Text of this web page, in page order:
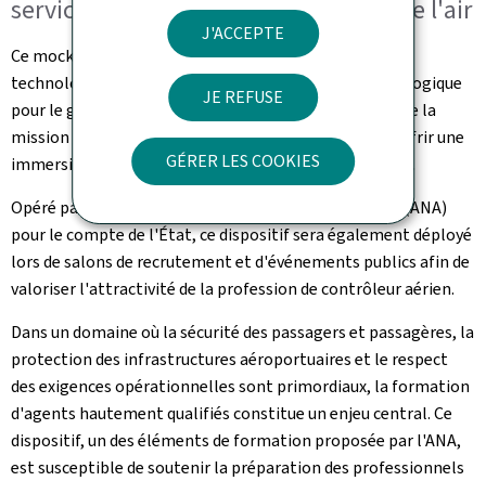
J'ACCEPTE
JE REFUSE
GÉRER LES COOKIES
service de l'attractivité des métiers de l'air
Ce mock-up dépasse le simple cadre du prototype
technologique: il constitue une véritable vitrine pédagogique
pour le grand public, permettant de mieux comprendre la
mission essentielle du contrôle du trafic aérien et d'offrir une
immersion réaliste dans la tour de contrôle de demain.
Opéré par l'Administration de la navigation aérienne (ANA)
pour le compte de l'État, ce dispositif sera également déployé
lors de salons de recrutement et d'événements publics afin de
valoriser l'attractivité de la profession de contrôleur aérien.
Dans un domaine où la sécurité des passagers et passagères, la
protection des infrastructures aéroportuaires et le respect
des exigences opérationnelles sont primordiaux, la formation
d'agents hautement qualifiés constitue un enjeu central. Ce
dispositif, un des éléments de formation proposée par l'ANA,
est susceptible de soutenir la préparation des professionnels